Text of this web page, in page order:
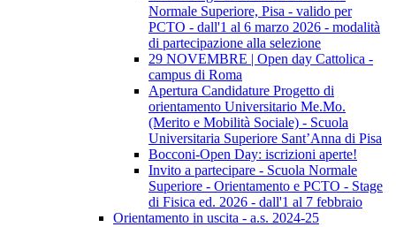
Normale Superiore, Pisa - valido per
PCTO - dall'1 al 6 marzo 2026 - modalità
di partecipazione alla selezione
29 NOVEMBRE | Open day Cattolica -
campus di Roma
Apertura Candidature Progetto di
orientamento Universitario Me.Mo.
(Merito e Mobilità Sociale) - Scuola
Universitaria Superiore Sant’Anna di Pisa
Bocconi-Open Day: iscrizioni aperte!
Invito a partecipare - Scuola Normale
Superiore - Orientamento e PCTO - Stage
di Fisica ed. 2026 - dall'1 al 7 febbraio
Orientamento in uscita - a.s. 2024-25